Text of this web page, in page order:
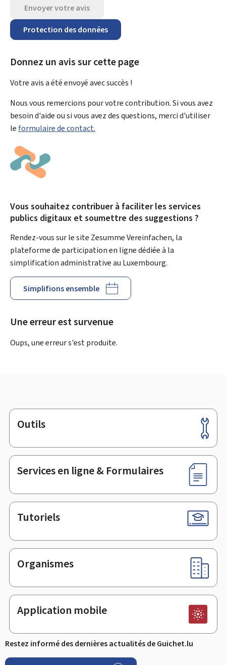
Envoyer votre avis
Protection des données
Donnez un avis sur cette page
Votre avis a été envoyé avecsuccès !
Nous vous remercions pour votre contribution. Si vous avez
besoin d'aide ou si vous avez des questions, merci d'utiliser
le formulaire de contact.
Vous souhaitez contribuer à faciliter les services
publics digitaux et soumettre des suggestions ?
Rendez-vous sur le site Zesumme Vereinfachen, la
plateforme de participation en ligne dédiée à la
simplification administrative au Luxembourg.
Simplifions ensemble
Une erreur est survenue
Oups, une erreur s'est produite.
Pied
de
page
Outils
Services en ligne & Formulaires
Tutoriels
Organismes
Application mobile
Restez informé des dernières actualités de Guichet.lu